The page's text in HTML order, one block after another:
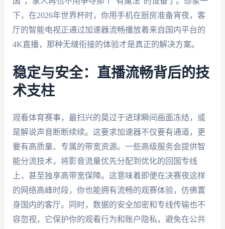
下，在2026年世界杯时，你用手机在厨房准备宵夜，客
厅的智能电视正通过加速器流畅播放着来自国内平台的
4K直播，那种无缝衔接的体验才是真正的解决方案。
稳定与安全：直播流畅背后的技
术支柱
观看体育赛事，最扫兴的莫过于进球瞬间画面冻结，或
是解说声音断断续续。这要求加速器不仅要有通道，更
要有高质量、专属的带宽资源。一些高级服务会提供智
能分流技术，将影音流量优先分配到优化的回国专线
上，甚至独享高带宽保障。这意味着即便在决赛夜这样
的网络高峰时段，你也能拥有流畅的观赛体验，仿佛置
身国内的客厅。同时，数据的安全加密和专线传输也不
容忽视，它保护你的观看行为和账户隐私，避免在公共